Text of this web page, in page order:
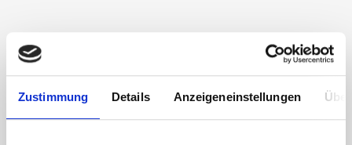
Zustimmung Details Anzeigeneinstellungen